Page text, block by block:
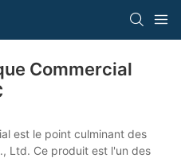
Commercial
est le point culminant des
Ltd. Ce produit est l'un des